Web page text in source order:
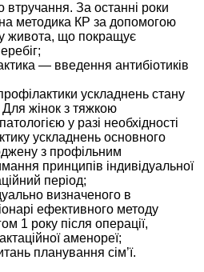
втручання. За останні роки
методика КР за допомогою
живота, що покращує
— введення антибіотиків
ускладнень стану
Для жінок з тяжкою
у разі необхідності
ускладнень основного
з профільним
принципів індивідуальної
період;
визначеного в
ефективного методу
1 року після операції,
аменореї;
планування сім’ї.